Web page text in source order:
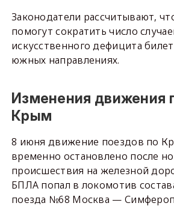
Законодатели рассчитывают,
помогут сократить число
искусственного дефицита
южных направлениях.
Изменения движения
Крым
8 июня движение поездов по
временно остановлено после
происшествия на железной
БПЛА попал в локомотив
поезда №68 Москва —